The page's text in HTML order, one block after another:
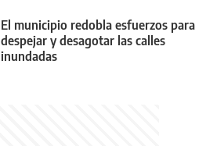
El municipio redobla esfuerzos para
despejar y desagotar las calles
inundadas